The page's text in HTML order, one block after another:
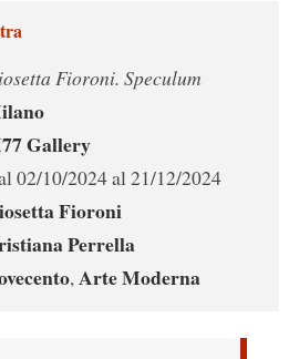
Fioroni. Speculum
Gallery
02/10/2024 al 21/12/2024
Fioroni
Perrella
,Arte Moderna